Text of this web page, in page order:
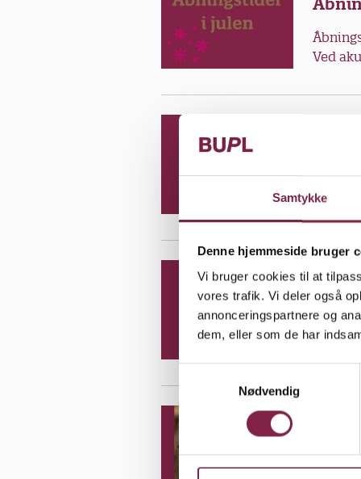
Samtykke
Denne hjemmeside bruger
Vi bruger cookies til at
vores trafik. Vi deler også
annonceringspartnere og
dem, eller som de har
m
t
y
Nødvendig
Ved
BUPL
Navn:
Navn: